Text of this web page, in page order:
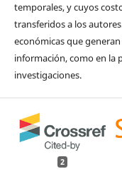
temporales, y cuyos
transferidos a los
económicas que
información, como en la
investigaciones.
2